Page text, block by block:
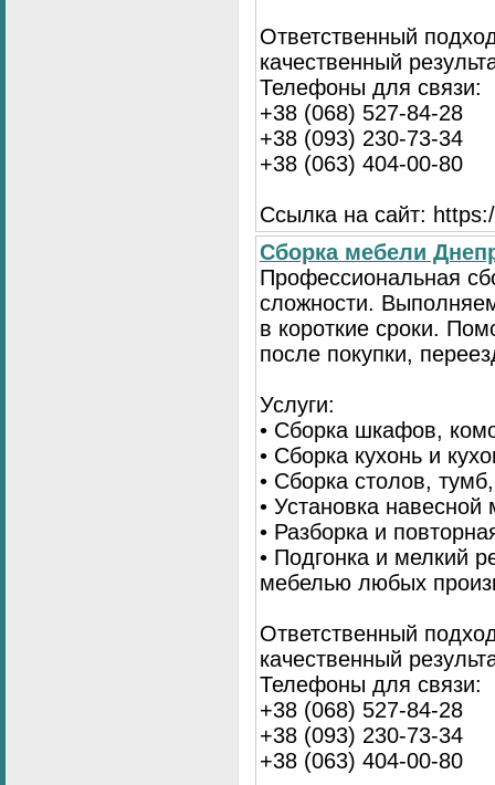
Ответственный
качественный
Телефоны для связи:
+38 (068) 527-84-28
+38 (093) 230-73-34
+38 (063) 404-00-80
Ссылка на сайт:
Сборка мебели
Профессиональная
сложности.
в короткие сроки.
после покупки,
Услуги:
• Сборка шкафов,
• Сборка кухонь и
• Сборка столов,
• Установка
• Разборка и
• Подгонка и мелкий
мебелью любых
Ответственный
качественный
Телефоны для связи:
+38 (068) 527-84-28
+38 (093) 230-73-34
+38 (063) 404-00-80